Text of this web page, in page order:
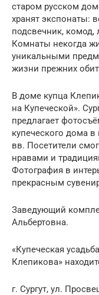
старом русском
хранят экспонаты:
подсвечник,
Комнаты некогда
уникальными
жизни прежних
В доме купца
на Купеческой».
предлагает
купеческого дома в
вв. Посетители
нравами и
Фотография в
прекрасным
Заведующий
Альбертовна.
«Купеческая
Клепикова»
г. Сургут, ул.